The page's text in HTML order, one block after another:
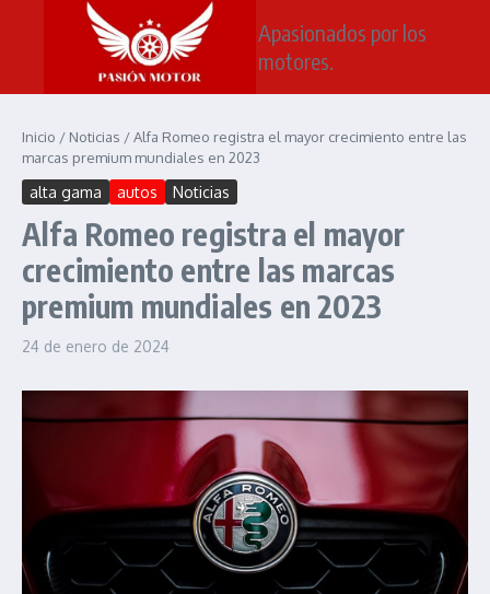
Saltar al contenido
Apasionados por los
motores.
Inicio / Noticias /Alfa Romeo registra el mayor crecimiento entre las
marcas premium mundiales en 2023
alta gama autos Noticias
Alfa Romeo registra el mayor
crecimiento entre las marcas
premium mundiales en 2023
24 de enero de 2024